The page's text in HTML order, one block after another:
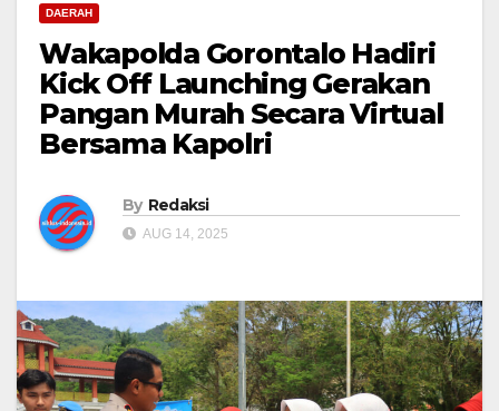
DAERAH
Wakapolda Gorontalo Hadiri
Kick Off Launching Gerakan
Pangan Murah Secara Virtual
Bersama Kapolri
By Redaksi
AUG 14, 2025